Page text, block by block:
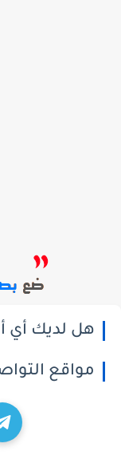
هل لديك أي
مواقع